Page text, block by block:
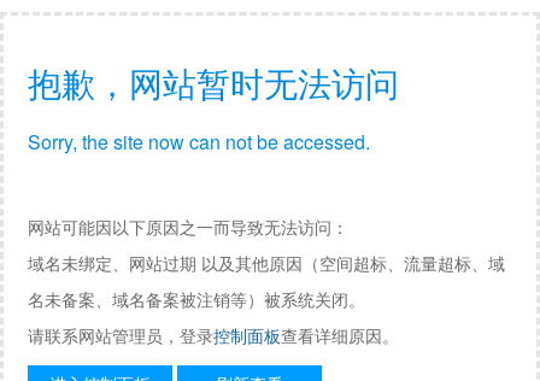
抱歉，网站暂时无法访问
Sorry, the site now can not be accessed.
网站可能因以下原因之一而导致无法访问：
域名未绑定、网站过期 以及其他原因（空间超标、流量超标、域
名未备案、域名备案被注销等）被系统关闭。
请联系网站管理员，登录控制面板查看详细原因。